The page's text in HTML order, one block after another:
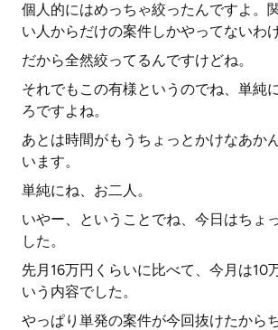
個人的にはめっちゃ絞ったんですよ。
い人からだけの案件しかやってないわ
だから全然絞ってるんですけどね。
それでもこの有様というのでね、単純
ろですよね。
あとは時間がもうちょっとかけなあか
います。
単純にね、お二人。
いやー、ということでね、今日はちょ
した。
先月16万円くらいに比べて、今月は10
いう内容でした。
やっぱり単発の案件が今回抜けたから